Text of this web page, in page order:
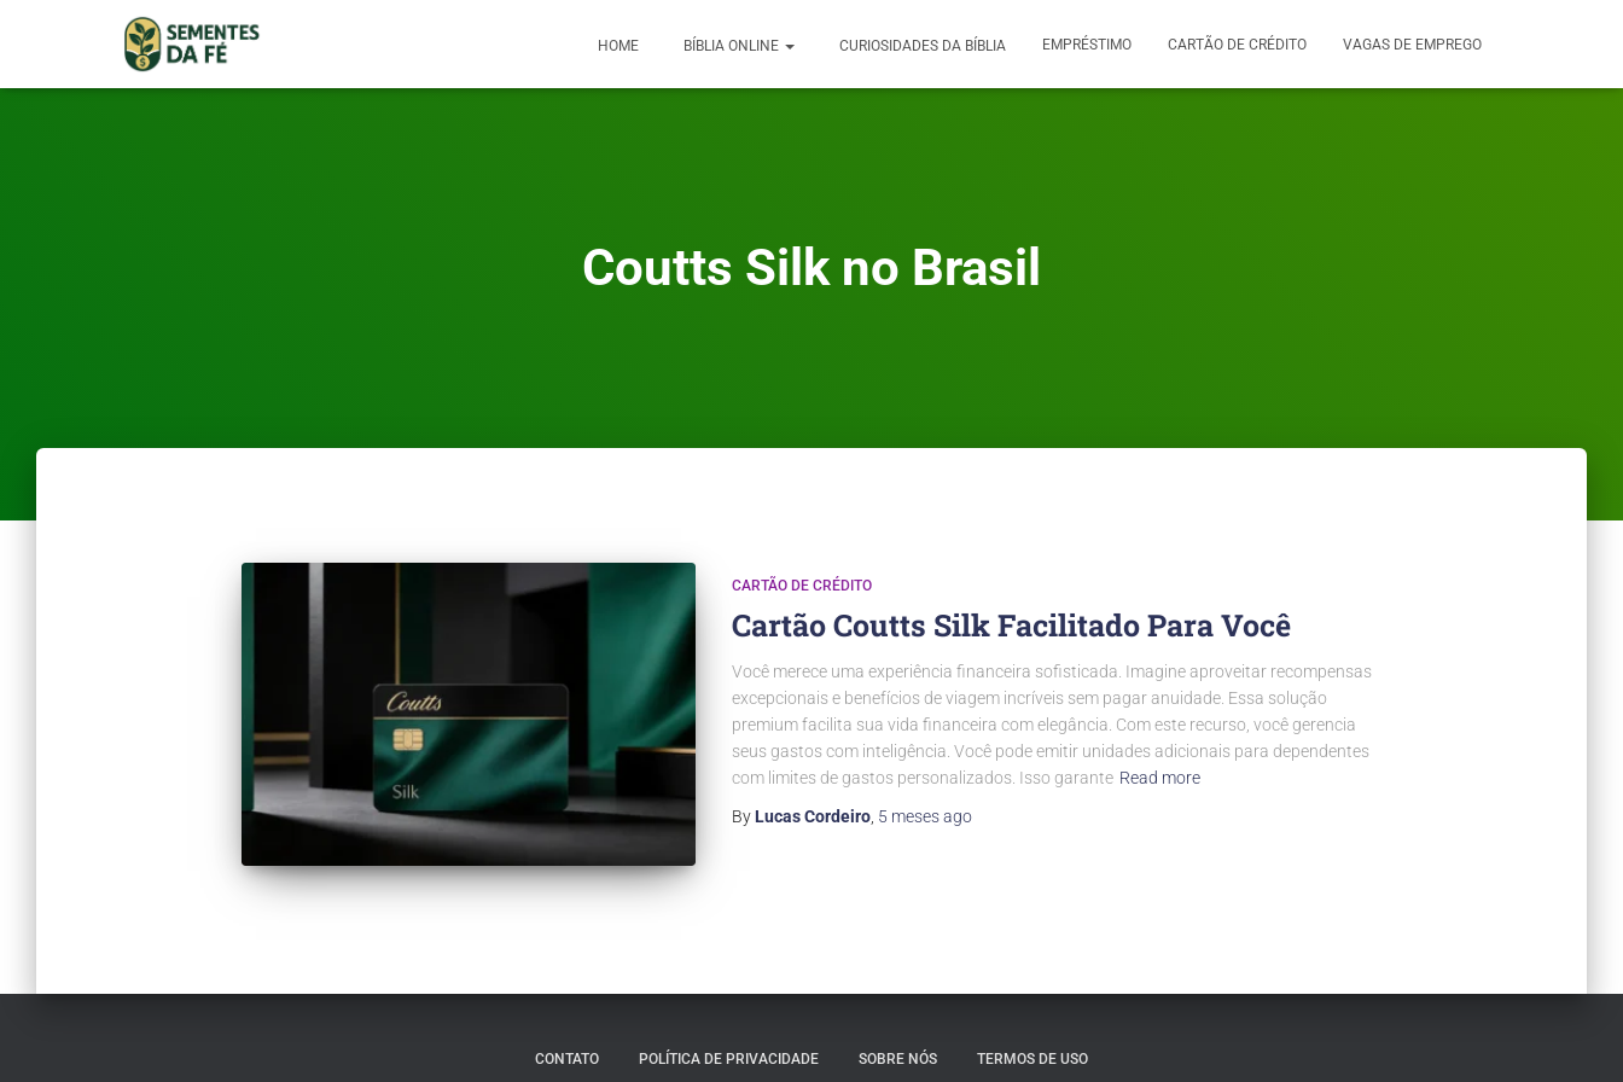
HOME BÍBLIA ONLINE CURIOSIDADES DA BÍBLIA EMPRÉSTIMO CARTÃO DE CRÉDITO VAGAS DE EMPREGO
Coutts Silk no Brasil
CARTÃO DE CRÉDITO
Cartão Coutts Silk Facilitado Para Você
Você merece uma experiência financeira sofisticada. Imagine aproveitar recompensas
excepcionais e benefícios de viagem incríveis sem pagar anuidade. Essa solução
premium facilita sua vida financeira com elegância. Com este recurso, você gerencia
seus gastos com inteligência. Você pode emitir unidades adicionais para dependentes
com limites de gastos personalizados. Isso garante Read more
By Lucas Cordeiro, 5 mesesago
CONTATO POLÍTICA DE PRIVACIDADE SOBRE NÓS TERMOS DE USO